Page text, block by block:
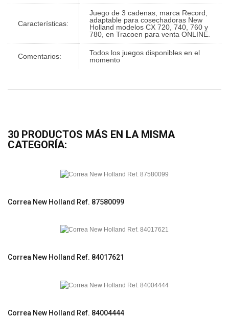
Características:
Juego de 3 cadenas, marca Record,
adaptable para cosechadoras New
Holland modelos CX 720, 740, 760 y
780, en Tracoen para venta ONLINE.
Comentarios:
Todos los juegos disponibles en el
momento
30 PRODUCTOS MÁS EN LA MISMA
CATEGORÍA:
Correa New Holland Ref. 87580099
Correa New Holland Ref. 84017621
Correa New Holland Ref. 84004444